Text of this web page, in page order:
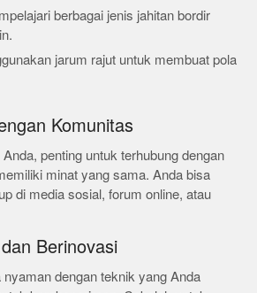
berbagai jenis jahitan bordir
jarum rajut untuk membuat pola
Komunitas
penting untuk terhubung dengan
minat yang sama. Anda bisa
di media sosial, forum online, atau
Berinovasi
dengan teknik yang Anda